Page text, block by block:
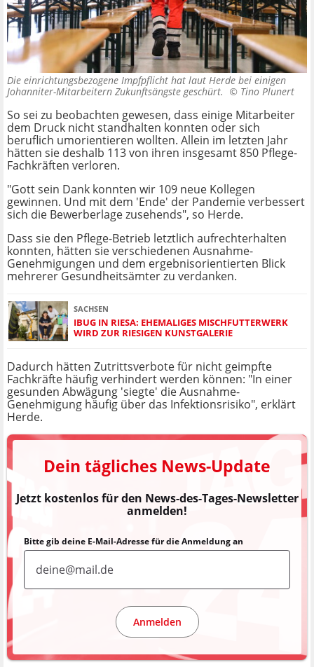
Die einrichtungsbezogene Impfpflicht hat laut Herde bei einigen
Johanniter-Mitarbeitern Zukunftsängste geschürt. © Tino Plunert
So sei zu beobachten gewesen, dass einige Mitarbeiter
dem Druck nicht standhalten konnten oder sich
beruflich umorientieren wollten. Allein im letzten Jahr
hätten sie deshalb 113 von ihren insgesamt 850 Pflege-
Fachkräften verloren.
"Gott sein Dank konnten wir 109 neue Kollegen
gewinnen. Und mit dem 'Ende' der Pandemie verbessert
sich die Bewerberlage zusehends", so Herde.
Dass sie den Pflege-Betrieb letztlich aufrechterhalten
konnten, hätten sie verschiedenen Ausnahme-
Genehmigungen und dem ergebnisorientierten Blick
mehrerer Gesundheitsämter zu verdanken.
SACHSEN
IBUG IN RIESA: EHEMALIGES MISCHFUTTERWERK
WIRD ZUR RIESIGEN KUNSTGALERIE
Dadurch hätten Zutrittsverbote für nicht geimpfte
Fachkräfte häufig verhindert werden können: "In einer
gesunden Abwägung 'siegte' die Ausnahme-
Genehmigung häufig über das Infektionsrisiko", erklärt
Herde.
Dein tägliches News-Update
Jetzt kostenlos für den News-des-Tages-Newsletter
anmelden!
Bitte gib deine E-Mail-Adresse für die Anmeldung an
Anmelden